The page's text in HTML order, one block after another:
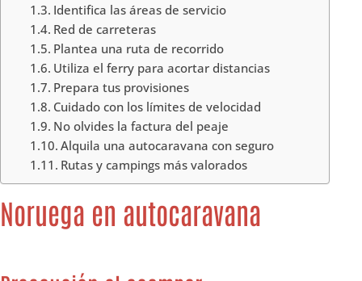
Identifica las áreas de servicio
Red de carreteras
Plantea una ruta de recorrido
Utiliza el ferry para acortar distancias
Prepara tus provisiones
Cuidado con los límites de velocidad
No olvides la factura del peaje
Alquila una autocaravana con seguro
Rutas y campings más valorados
Noruega en autocaravana